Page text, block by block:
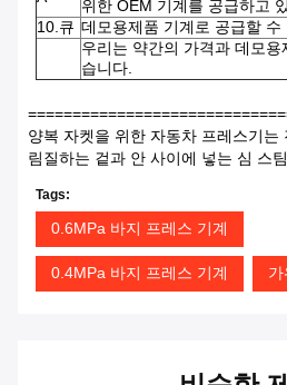
위한 OEM 기계를 공급하고
10.큐 데모용제품 기계로 공급할 수
우리는 약간의 가격과 데모
습니다.
양복 자켓을 위한 자동차 프레스기는
림질하는 겉과 안 사이에 넣는 심 스
Tags:
0.6MPa 바지 프레스 기계
0.4MPa 바지 프레스 기계